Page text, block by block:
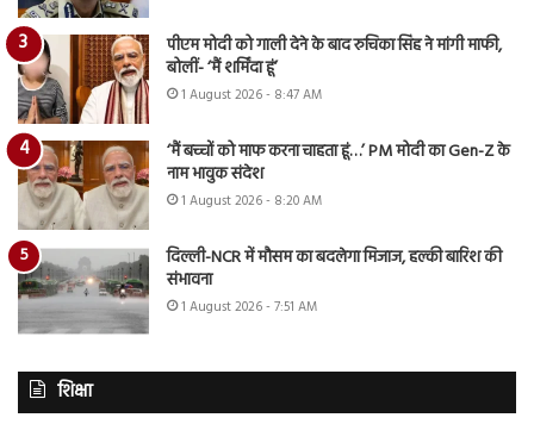
पीएम मोदी को गाली देने के बाद रुचिका सिंह ने मांगी माफी,
बोलीं- ‘मैं शर्मिंदा हूं’
1 August 2026 - 8:47 AM
‘मैं बच्चों को माफ करना चाहता हूं…’ PM मोदी का Gen-Z के
नाम भावुक संदेश
1 August 2026 - 8:20 AM
दिल्ली-NCR में मौसम का बदलेगा मिजाज, हल्की बारिश की
संभावना
1 August 2026 - 7:51 AM
शिक्षा